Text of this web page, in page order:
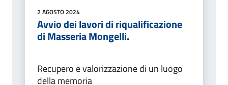
2 AGOSTO 2024
Avvio dei lavori di riqualificazione
di Masseria Mongelli.
Recupero e valorizzazione di un luogo
della memoria